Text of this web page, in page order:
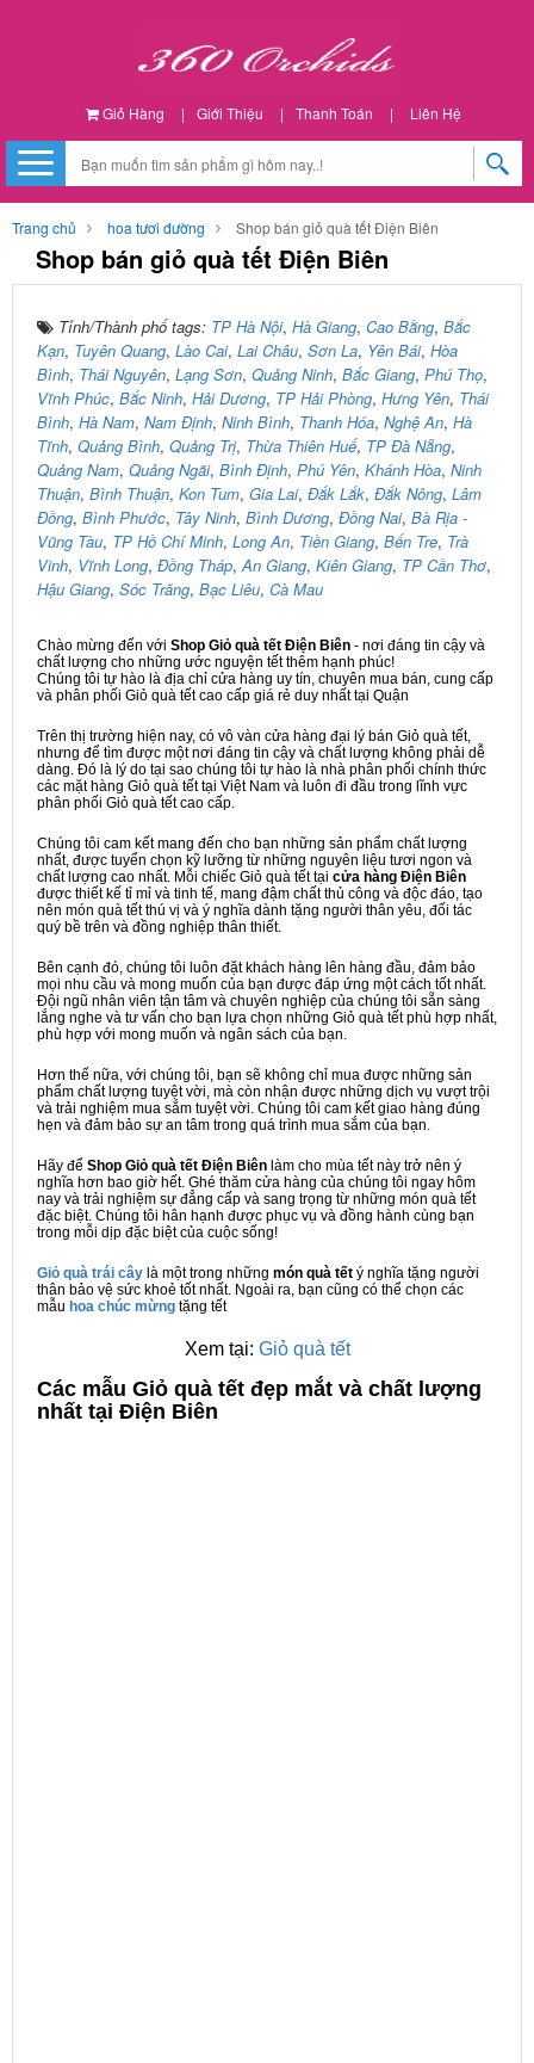
Giỏ Hàng | Giới Thiệu | Thanh Toán | Liên Hệ
Trang chủ hoa tươi đường Shop bán giỏ quà tết Điện Biên
Shop bán giỏ quà tết Điện Biên
Tỉnh/Thành phố tags: TP Hà Nội, Hà Giang, Cao Bằng, Bắc
Kạn, Tuyên Quang, Lào Cai, Lai Châu, Sơn La, Yên Bái, Hòa
Bình, Thái Nguyên, Lạng Sơn, Quảng Ninh, Bắc Giang, Phú Thọ,
Vĩnh Phúc, Bắc Ninh, Hải Dương, TP Hải Phòng, Hưng Yên, Thái
Bình, Hà Nam, Nam Định, Ninh Bình, Thanh Hóa, Nghệ An, Hà
Tĩnh, Quảng Bình, Quảng Trị, Thừa Thiên Huế, TP Đà Nẵng,
Quảng Nam, Quảng Ngãi, Bình Định, Phú Yên, Khánh Hòa, Ninh
Thuận, Bình Thuận, Kon Tum, Gia Lai, Đắk Lắk, Đắk Nông, Lâm
Đồng, Bình Phước, Tây Ninh, Bình Dương, Đồng Nai, Bà Rịa -
Vũng Tàu, TP Hồ Chí Minh, Long An, Tiền Giang, Bến Tre, Trà
Vinh, Vĩnh Long, Đồng Tháp,An Giang, Kiên Giang, TP Cần Thơ,
Hậu Giang, Sóc Trăng, Bạc Liêu, Cà Mau
Chào mừng đến với Shop Giỏ quà tết Điện Biên - nơi đáng tin cậy và
chất lượng cho những ước nguyện tết thêm hạnh phúc!
Chúng tôi tự hào là địa chỉ cửa hàng uy tín, chuyên mua bán, cung cấp
và phân phối Giỏ quà tết cao cấp giá rẻ duy nhất tại Quận
Trên thị trường hiện nay, có vô vàn cửa hàng đại lý bán Giỏ quà tết,
nhưng để tìm được một nơi đáng tin cậy và chất lượng không phải dễ
dàng. Đó là lý do tại sao chúng tôi tự hào là nhà phân phối chính thức
các mặt hàng Giỏ quà tết tại Việt Nam và luôn đi đầu trong lĩnh vực
phân phối Giỏ quà tết cao cấp.
Chúng tôi cam kết mang đến cho bạn những sản phẩm chất lượng
nhất, được tuyển chọn kỹ lưỡng từ những nguyên liệu tươi ngon và
chất lượng cao nhất. Mỗi chiếc Giỏ quà tết tại cửa hàng Điện Biên
được thiết kế tỉ mỉ và tinh tế, mang đậm chất thủ công và độc đáo, tạo
nên món quà tết thú vị và ý nghĩa dành tặng người thân yêu, đối tác
quý bề trên và đồng nghiệp thân thiết.
Bên cạnh đó, chúng tôi luôn đặt khách hàng lên hàng đầu, đảm bảo
mọi nhu cầu và mong muốn của bạn được đáp ứng một cách tốt nhất.
Đội ngũ nhân viên tận tâm và chuyên nghiệp của chúng tôi sẵn sàng
lắng nghe và tư vấn cho bạn lựa chọn những Giỏ quà tết phù hợp nhất,
phù hợp với mong muốn và ngân sách của bạn.
Hơn thế nữa, với chúng tôi, bạn sẽ không chỉ mua được những sản
phẩm chất lượng tuyệt vời, mà còn nhận được những dịch vụ vượt trội
và trải nghiệm mua sắm tuyệt vời. Chúng tôi cam kết giao hàng đúng
hẹn và đảm bảo sự an tâm trong quá trình mua sắm của bạn.
Hãy để Shop Giỏ quà tết Điện Biên làm cho mùa tết này trở nên ý
nghĩa hơn bao giờ hết. Ghé thăm cửa hàng của chúng tôi ngay hôm
nay và trải nghiệm sự đẳng cấp và sang trọng từ những món quà tết
đặc biệt. Chúng tôi hân hạnh được phục vụ và đồng hành cùng bạn
trong mỗi dịp đặc biệt của cuộc sống!
Giỏ quà trái cây là một trong những món quà tết ý nghĩa tặng người
thân bảo vệ sức khoẻ tốt nhất. Ngoài ra, bạn cũng có thể chọn các
mẫu hoa chúc mừng tặng tết
Xem tại: Giỏ quà tết
Các mẫu Giỏ quà tết đẹp mắt và chất lượng
nhất tại Điện Biên